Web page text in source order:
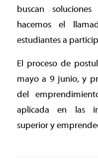
buscan
hacemos el
estudiantes a
El proceso de
mayo a 9 junio, y
del
aplicada en las
superior y